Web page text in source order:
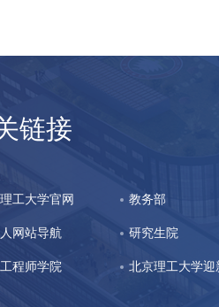
链接
工大学官网 教务部
网站导航 研究生院
程师学院 北京理工大学迎